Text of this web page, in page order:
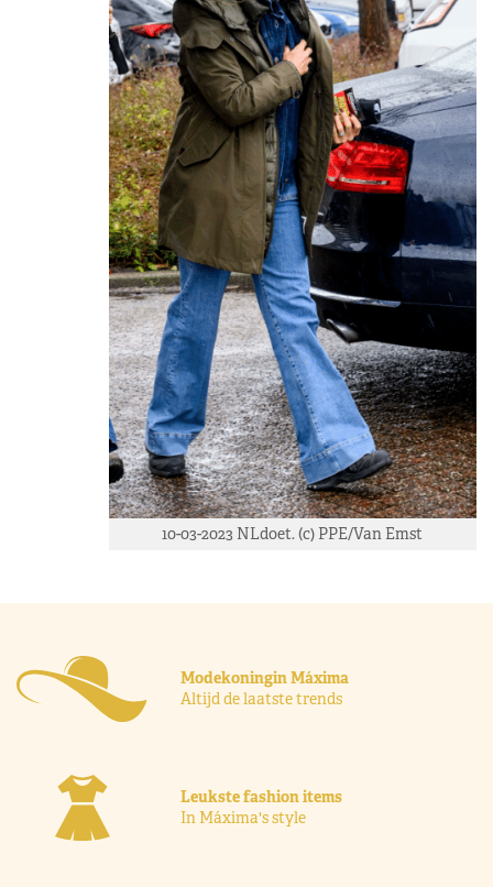
10-03-2023 NLdoet. (c) PPE/Van Emst
Modekoningin Máxima
Altijd de laatste trends
Leukste fashion items
In Máxima's style